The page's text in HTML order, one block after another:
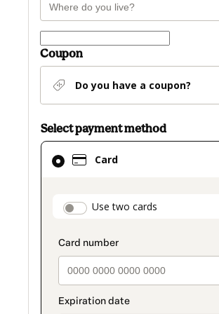
Coupon
Do you have a coupon?
Select payment method
Card
Use two cards
Card
selected
method